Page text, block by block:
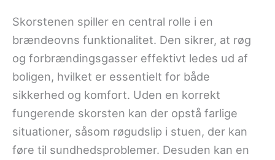
Skorstenen spiller en central rolle i en
brændeovns funktionalitet. Den sikrer, at røg
og forbrændingsgasser effektivt ledes ud af
boligen, hvilket er essentielt for både
sikkerhed og komfort. Uden en korrekt
fungerende skorsten kan der opstå farlige
situationer, såsom røgudslip i stuen, der kan
føre til sundhedsproblemer. Desuden kan en